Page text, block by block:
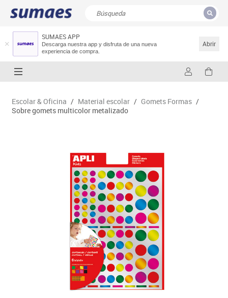
SUMAES APP
Descarga nuestra app y disfruta de una nueva
experiencia de compra.
Abrir
Resultados de la búsqueda
Escolar & Oficina / Material escolar / Gomets Formas /
Sobre gomets multicolor metalizado